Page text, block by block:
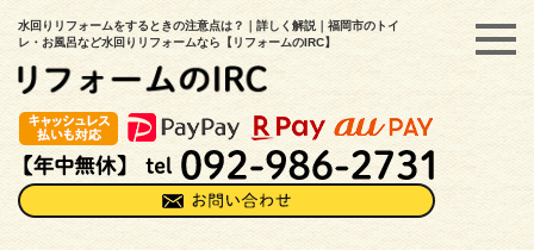
水回りリフォームをするときの注意点は？｜詳しく解説｜福岡市のトイ
レ・お風呂など水回りリフォームなら【リフォームのIRC】